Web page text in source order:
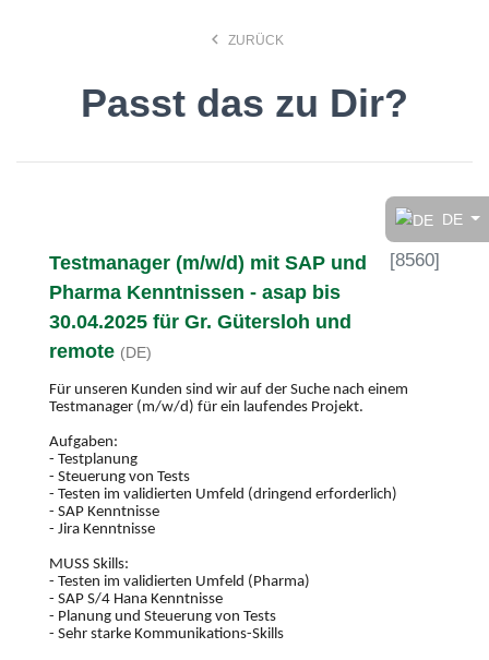
DE
Finde den Job, der Dir
search
Deutsch
Ort
keyboard_arrow_left ZURÜCK
Passt das zu Dir?
Testmanager (m/w/d) mit SAP und
Pharma Kenntnissen - asap bis
30.04.2025 für Gr. Gütersloh und
remote (DE)
[8560]
Für unseren Kunden sind wir auf der Suche nach einem
Testmanager (m/w/d) für ein laufendes Projekt.
Aufgaben:
- Testplanung
- Steuerung von Tests
- Testen im validierten Umfeld (dringend erforderlich)
- SAP Kenntnisse
- Jira Kenntnisse
MUSS Skills:
- Testen im validierten Umfeld (Pharma)
- SAP S/4 Hana Kenntnisse
- Planung und Steuerung von Tests
- Sehr starke Kommunikations-Skills